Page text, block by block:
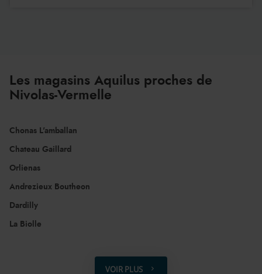
Les magasins Aquilus proches de
Nivolas-Vermelle
Chonas L'amballan
Chateau Gaillard
Orlienas
Andrezieux Boutheon
Dardilly
La Biolle
VOIR PLUS